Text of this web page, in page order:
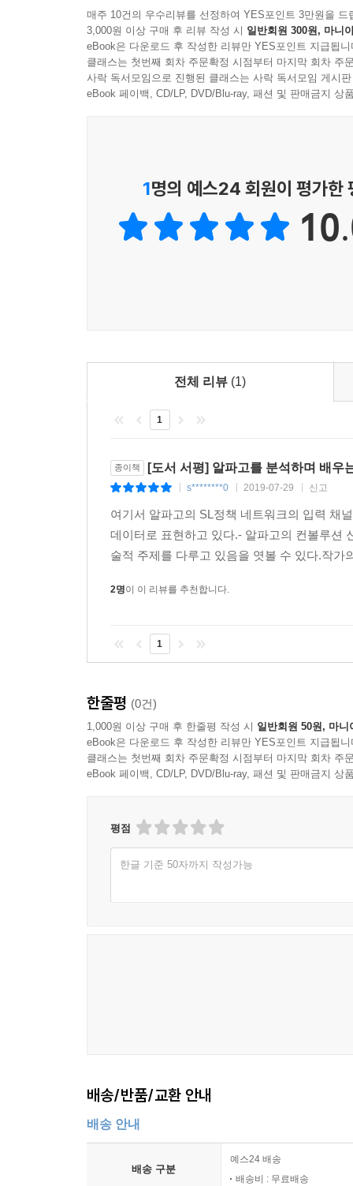
매주 10건의 우수리뷰를 선정하여 YES포인트 3만원을 드
3,000원 이상 구매 후 리뷰 작성 시 일반회원 300원, 마니
eBook은 다운로드 후 작성한 리뷰만 YES포인트 지급됩니
클래스는 첫번째 회차 주문확정 시점부터 마지막 회차 주
사락 독서모임으로 진행된 클래스는 사락 독서모임 게시
eBook 페이백, CD/LP, DVD/Blu-ray, 패션 및 판매금지 상
1명의 예스24 회원이 평가한
전체 리뷰 (1)
1
종이책 [도서 서평] 알파고를 분석하며 배우
s********0 2019-07-29 신고
여기서 알파고의 SL정책 네트워크의 입력 채
데이터로 표현하고 있다.- 알파고의 컨볼루션
술적 주제를 다루고 있음을 엿볼 수 있다.작
2명이 이 리뷰를 추천합니다.
1
한줄평 (0건)
1,000원 이상 구매 후 한줄평 작성 시 일반회원 50원, 마니
eBook은 다운로드 후 작성한 리뷰만 YES포인트 지급됩니
클래스는 첫번째 회차 주문확정 시점부터 마지막 회차 주
eBook 페이백, CD/LP, DVD/Blu-ray, 패션 및 판매금지 상
평점
한글 기준 50자까지 작성가능
배송/반품/교환 안내
배송 안내
배송 구분
예스24 배송
배송비 : 무료배송